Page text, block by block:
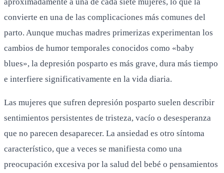
convierte en una de las complicaciones más comunes del
parto. Aunque muchas madres primerizas experimentan los
cambios de humor temporales conocidos como «baby
blues», la depresión posparto es más grave, dura más tiempo
e interfiere significativamente en la vida diaria.
Las mujeres que sufren depresión posparto suelen describir
sentimientos persistentes de tristeza, vacío o desesperanza
que no parecen desaparecer. La ansiedad es otro síntoma
característico, que a veces se manifiesta como una
preocupación excesiva por la salud del bebé o pensamientos